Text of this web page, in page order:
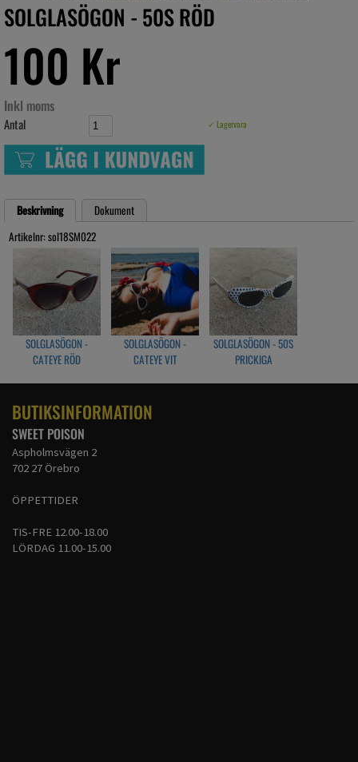
SOLGLASÖGON - 50S RÖD
100 Kr
Inkl moms
Antal ✓ Lagervara
Beskrivning
Dokument
Artikelnr: sol18SM022
SOLGLASÖGON -
CATEYE RÖD
SOLGLASÖGON -
CATEYE VIT
SOLGLASÖGON - 50S
PRICKIGA
BUTIKSINFORMATION
SWEET POISON
Aspholmsvägen 2
702 27 Örebro
ÖPPETTIDER
TIS-FRE 12.00-18.00
LÖRDAG 11.00-15.00